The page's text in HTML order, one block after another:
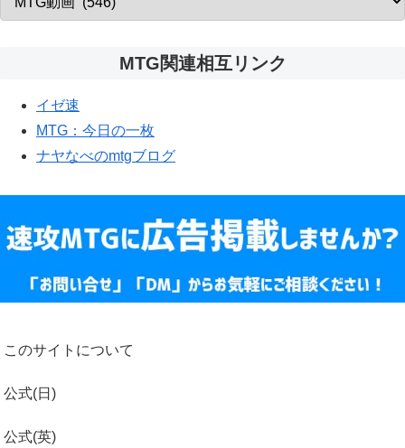
MTG関連相互リンク
イゼ速
MTG：今日の一枚
ナヤなべのmtgブログ
このサイトについて
公式(日)
公式(英)